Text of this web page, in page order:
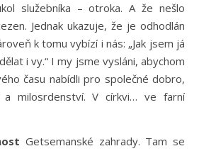
služebníka – otroka. A že nešlo
Jednak ukazuje, že je odhodlán
k tomu vybízí i nás: „Jak jsem já
i vy.“ I my jsme vysláni, abychom
času nabídli pro společné dobro,
a milosrdenství. V církvi… ve farní
Getsemanské zahrady. Tam se